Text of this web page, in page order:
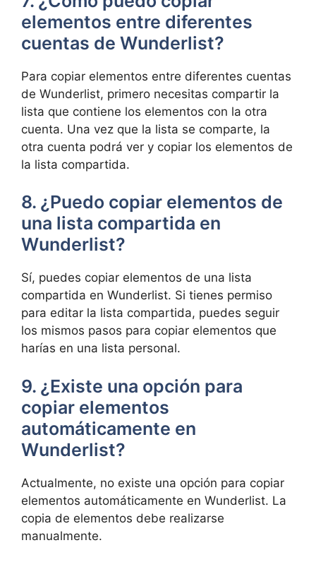
elementos entre diferentes
cuentas de Wunderlist?
Para copiar elementos entre diferentes cuentas
de Wunderlist, primero necesitas compartir la
lista que contiene los elementos con la otra
cuenta. Una vez que la lista se comparte, la
otra cuenta podrá ver y copiar los elementos de
la lista compartida.
8. ¿Puedo copiar elementos de
una lista compartida en
Wunderlist?
Sí, puedes copiar elementos de una lista
compartida en Wunderlist. Si tienes permiso
para editar la lista compartida, puedes seguir
los mismos pasos para copiar elementos que
harías en una lista personal.
9. ¿Existe una opción para
copiar elementos
automáticamente en
Wunderlist?
Actualmente, no existe una opción para copiar
elementos automáticamente en Wunderlist. La
copia de elementos debe realizarse
manualmente.